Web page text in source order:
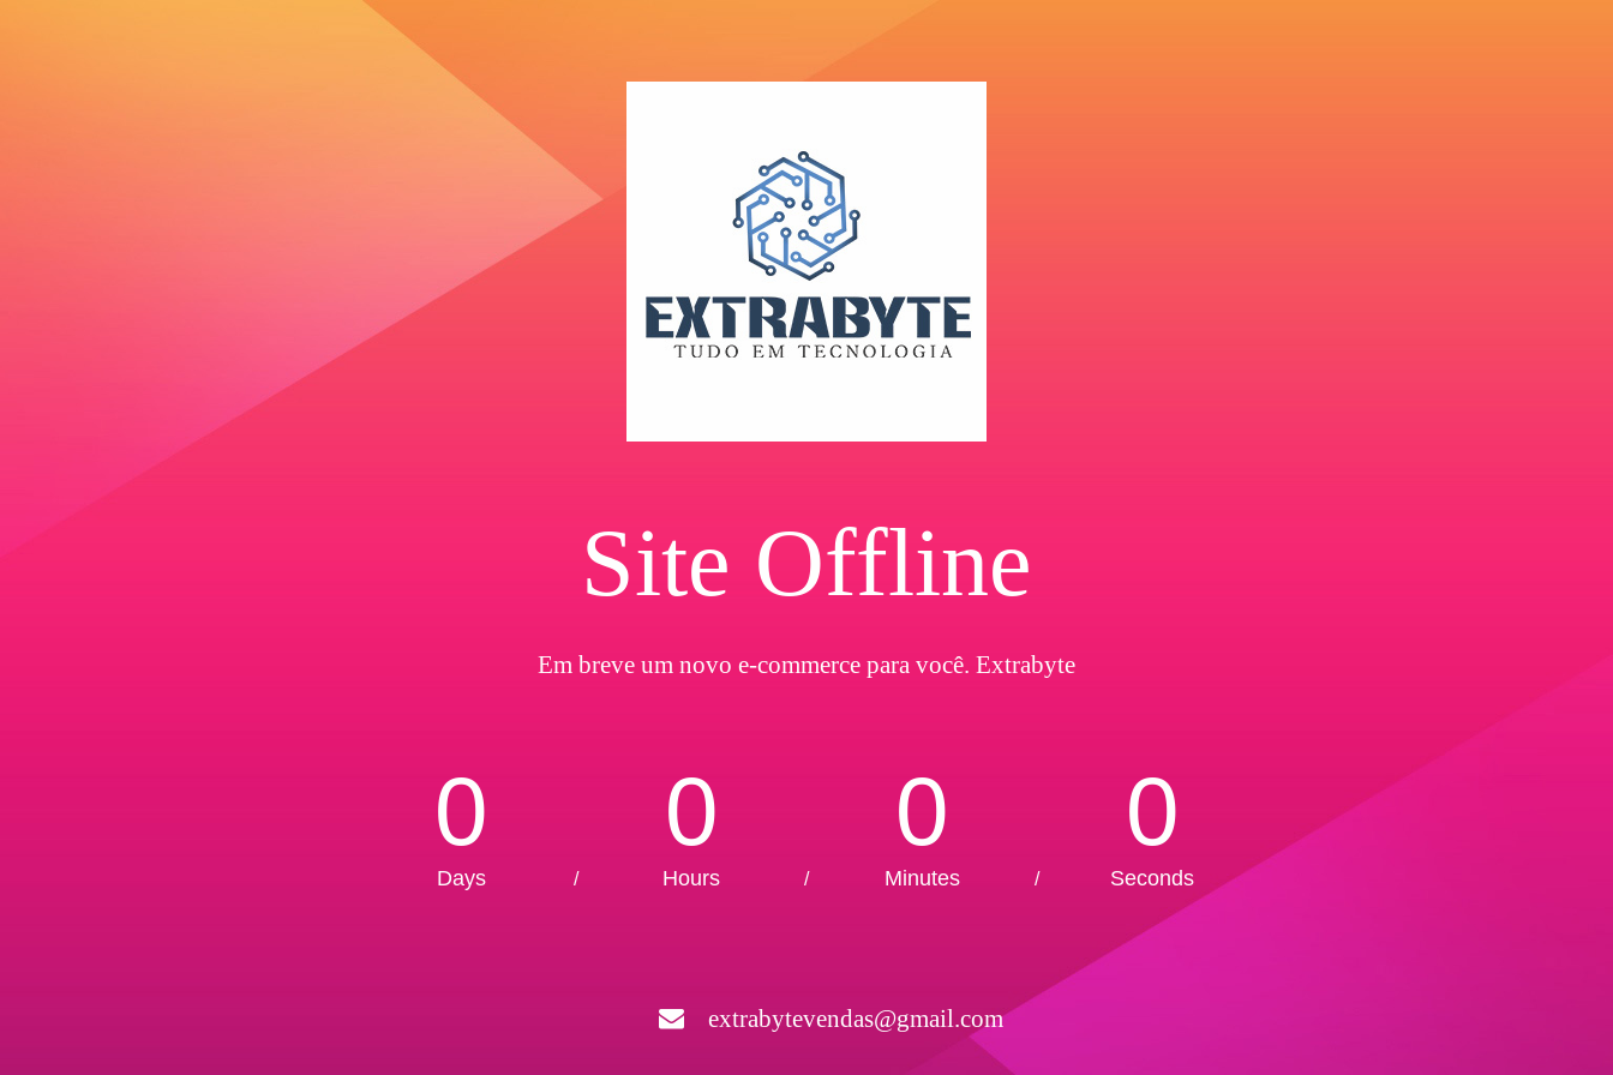
Site Offline
Em breve um novo e-commerce para você. Extrabyte
0
Days /
0
Hours /
0
Minutes /
0
Seconds
extrabytevendas@gmail.com